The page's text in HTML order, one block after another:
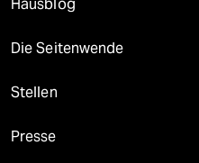
Hausblog
Die Seitenwende
Stellen
Presse